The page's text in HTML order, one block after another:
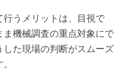
うメリットは、目視で
ま機械調査の重点対象にで
た現場の判断がスムーズ